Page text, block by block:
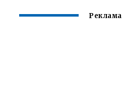
Реклама